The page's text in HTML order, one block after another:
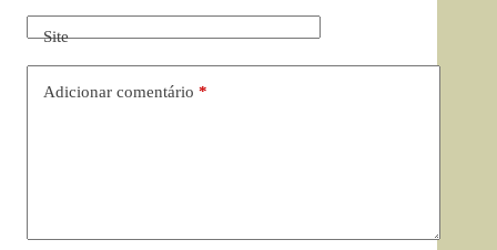
Site
Adicionar comentário *